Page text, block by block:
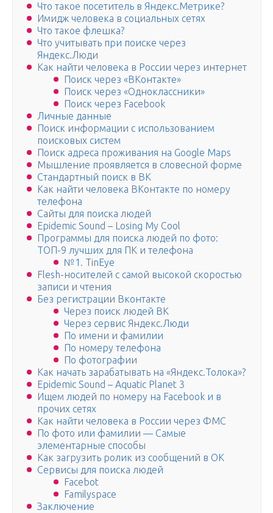
Что такое посетитель в Яндекс.Метрике?
Имидж человека в социальных сетях
Что такое флешка?
Что учитывать при поиске через
Яндекс.Люди
Как найти человека в России через интернет
Поиск через «ВКонтакте»
Поиск через «Одноклассники»
Поиск через Facebook
Личные данные
Поиск информации с использованием
поисковых систем
Поиск адреса проживания на Google Maps
Мышление проявляется в словесной форме
Стандартный поиск в ВК
Как найти человека ВКонтакте по номеру
телефона
Сайты для поиска людей
Epidemic Sound – Losing My Cool
Программы для поиска людей по фото:
ТОП-9 лучших для ПК и телефона
№1. TinEye
Flesh-носителей с самой высокой скоростью
записи и чтения
Без регистрации Вконтакте
Через поиск людей ВК
Через сервис Яндекс.Люди
По имени и фамилии
По номеру телефона
По фотографии
Как начать зарабатывать на «Яндекс.Толока»?
Epidemic Sound – Aquatic Planet 3
Ищем людей по номеру на Facebook и в
прочих сетях
Как найти человека в России через ФМС
По фото или фамилии — Самые
элементарные способы
Как загрузить ролик из сообщений в ОК
Сервисы для поиска людей
Facebot
Familyspace
Заключение